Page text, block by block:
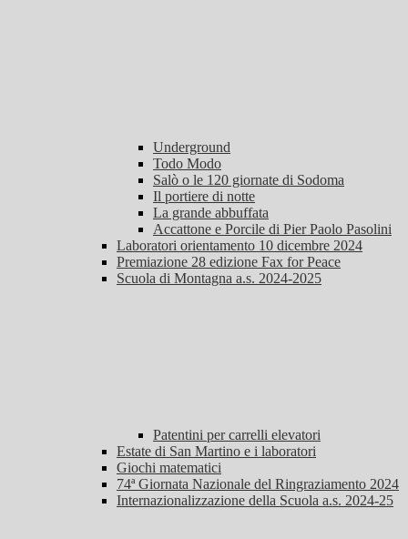
Underground
Todo Modo
Salò o le 120 giornate di Sodoma
Il portiere di notte
La grande abbuffata
Accattone e Porcile di Pier Paolo Pasolini
Laboratori orientamento 10 dicembre 2024
Premiazione 28 edizione Fax for Peace
Scuola di Montagna a.s. 2024-2025
Patentini per carrelli elevatori
Estate di San Martino e i laboratori
Giochi matematici
74ª Giornata Nazionale del Ringraziamento 2024
Internazionalizzazione della Scuola a.s. 2024-25